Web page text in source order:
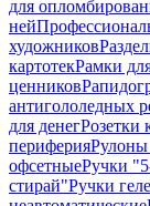
для
ней
художников
картотекРамки
ценников
антигололедных
для денегРозетки
периферияРулоны
офсетныеРучки
стирай"Ручки